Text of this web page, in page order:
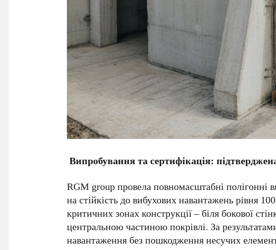
Випробування та сертифікація:
RGM group провела повномасштабні
на стійкість до вибухових навантажень рівня
критичних зонах конструкції – біля бокової
центральною частиною покрівлі. За
навантаження без пошкодження несучих